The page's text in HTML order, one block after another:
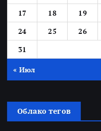
17
18 19
24
25 26
31
« Июл
Облако тегов